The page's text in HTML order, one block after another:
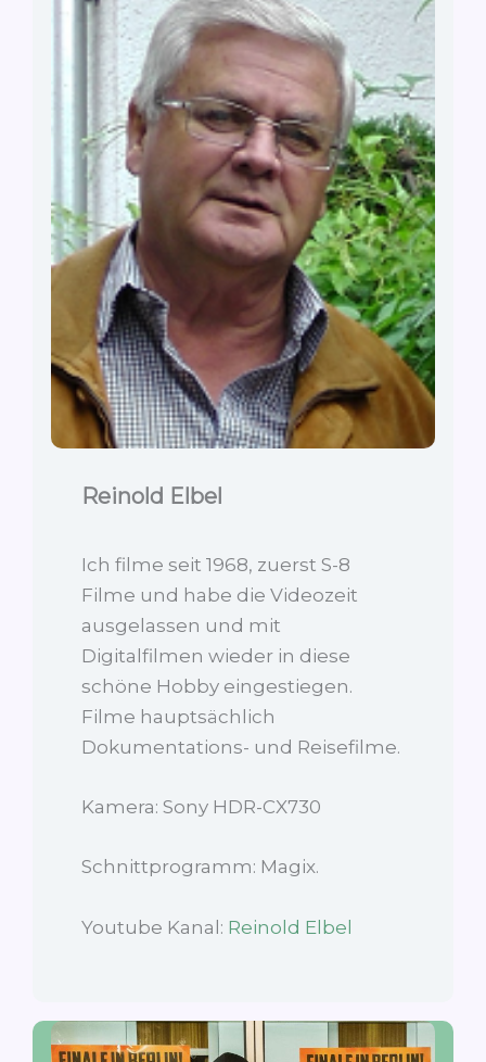
Reinold Elbel
Ich filme seit 1968, zuerst S-8
Filme und habe die Videozeit
ausgelassen und mit
Digitalfilmen wieder in diese
schöne Hobby eingestiegen.
Filme hauptsächlich
Dokumentations- und Reisefilme.
Kamera: Sony HDR-CX730
Schnittprogramm: Magix.
Youtube Kanal: Reinold Elbel